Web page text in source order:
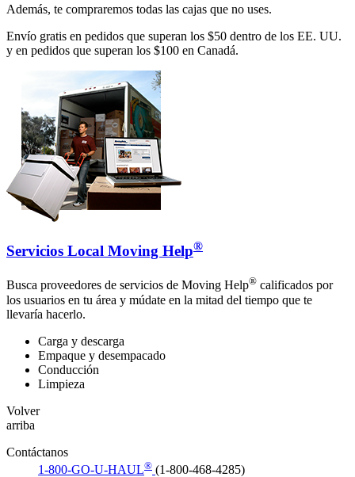
Además, te compraremos todas las cajas que no uses.
Envío gratis en pedidos que superan los $50 dentro de los EE. UU.
y en pedidos que superan los $100 en Canadá.
Servicios Local Moving Help®
Busca proveedores de servicios de Moving Help® calificados por
los usuarios en tu área y múdate en la mitad del tiempo que te
llevaría hacerlo.
Carga y descarga
Empaque y desempacado
Conducción
Limpieza
Volver
arriba
Contáctanos
1-800-GO-U-HAUL® (1-800-468-4285)